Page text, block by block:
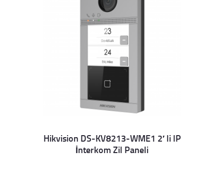
Details
Hikvision DS-KV8213-WME1 2′ li IP
İnterkom Zil Paneli